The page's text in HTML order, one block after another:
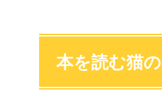
本を読む猫